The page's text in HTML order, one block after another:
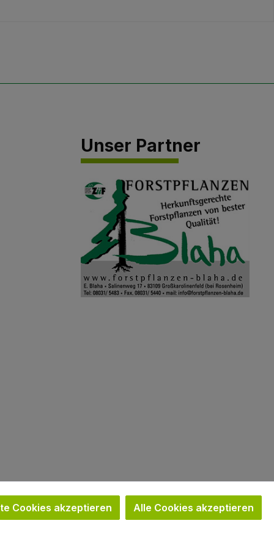
Unser Partner
nicht anders angegeben.
Cookies akzeptieren Alle Cookies akzeptieren